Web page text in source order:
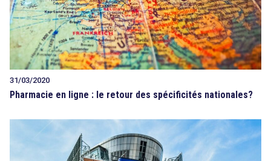
31/03/2020
Pharmacie en ligne : le retour des spécificités nationales?